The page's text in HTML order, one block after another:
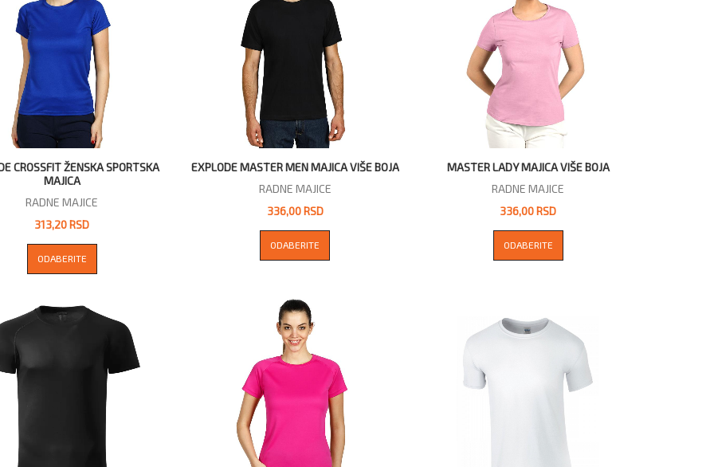
CROSSFIT ŽENSKA SPORTSKA
MAJICA
RADNE MAJICE
313,20 RSD
ODABERITE
EXPLODE MASTER MEN MAJICA VIŠE BOJA
RADNE MAJICE
336,00 RSD
ODABERITE
MASTER LADY MAJICA VIŠE BOJA
RADNE MAJICE
336,00 RSD
ODABERITE